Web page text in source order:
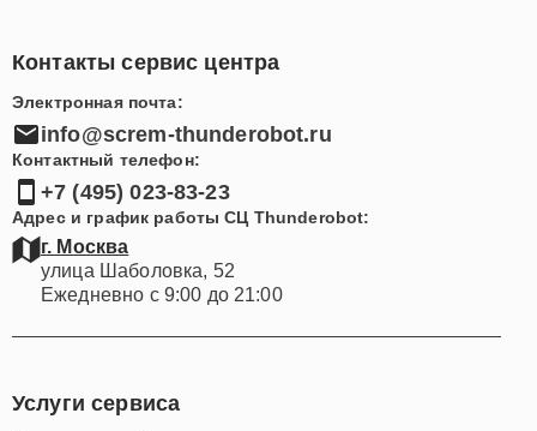
Контакты сервис центра
Электронная почта:
info@screm-thunderobot.ru
Контактный телефон:
+7 (495) 023-83-23
Адрес и график работы СЦ Thunderobot:
г. Москва
улица Шаболовка, 52
Ежедневно с 9:00 до 21:00
Услуги сервиса